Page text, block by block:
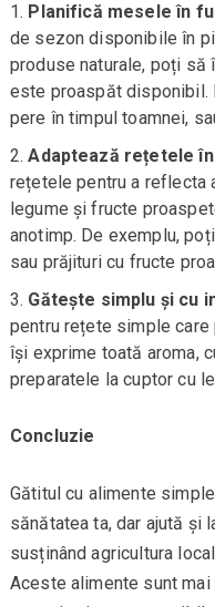
Planifică mesele în
de sezon disponibile în
produse naturale, poți
este proaspăt disponibil.
pere în timpul toamnei,
Adaptează rețetele
rețetele pentru a reflecta
legume și fructe
anotimp. De exemplu,
sau prăjituri cu fructe
Gătește simplu și cu
pentru rețete simple
își exprime toată aroma,
preparatele la cuptor cu
Concluzie
Gătitul cu alimente
sănătatea ta, dar ajută și
susținând agricultura
Aceste alimente sunt